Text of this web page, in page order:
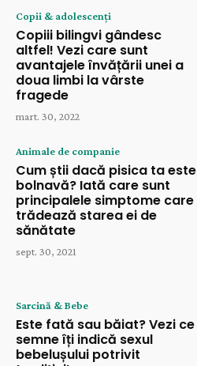
Copii & adolescenți
Copiii bilingvi gândesc
altfel! Vezi care sunt
avantajele învățării unei a
doua limbi la vârste
fragede
mart. 30, 2022
Animale de companie
Cum știi dacă pisica ta este
bolnavă? Iată care sunt
principalele simptome care
trădează starea ei de
sănătate
sept. 30, 2021
Sarcină & Bebe
Este fată sau băiat? Vezi ce
semne îți indică sexul
bebelușului potrivit